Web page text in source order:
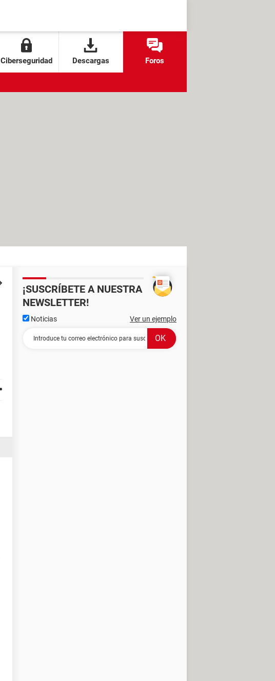
Ciberseguridad Descargas Foros
¡SUSCRÍBETE A NUESTRA
NEWSLETTER!
Noticias Ver un ejemplo